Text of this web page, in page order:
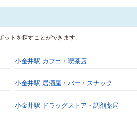
トを探すことができます。
小金井駅 カフェ・喫茶店
小金井駅 居酒屋・バー・スナック
小金井駅 ドラッグストア・調剤薬局